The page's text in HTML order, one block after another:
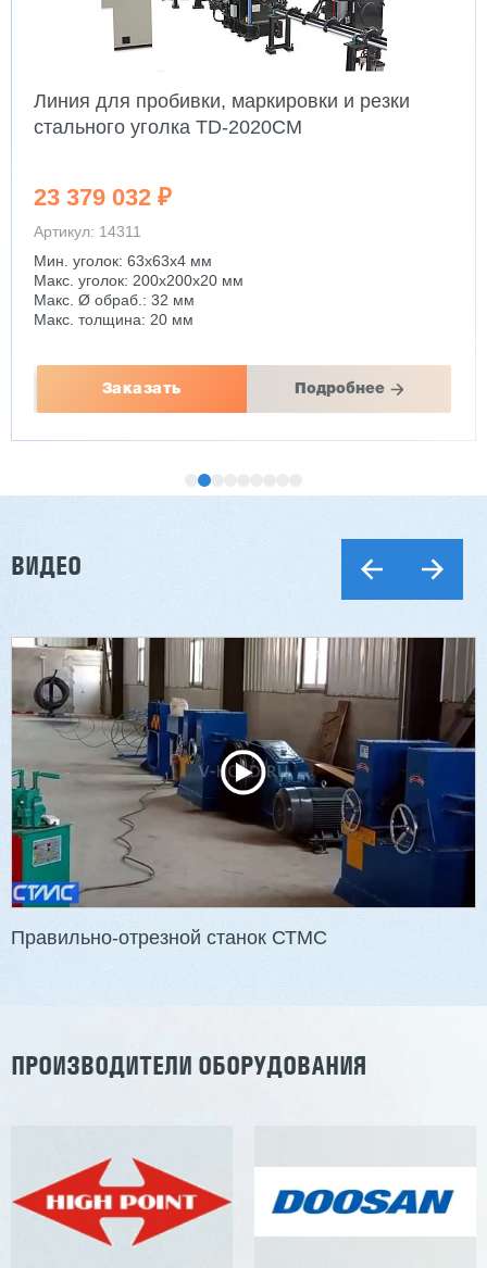
Линия для пробивки, маркировки и резки
стального уголка TD-2020CM
23 379 032 ₽
Артикул: 14311
Мин. уголок: 63x63x4 мм
Макс. уголок: 200x200x20 мм
Макс. Ø обраб.: 32 мм
Макс. толщина: 20 мм
Заказать Подробнее
Двухсторонний шипорез MX6015
2 854 839 ₽
3 201 613 ₽
Артикул: 2497
Длина заготовки: 400-1500 мм
Макс. ширина заготовки: 580 мм
Станок проходного типа
Узлы: 4 пилы, 2 фрезы
ВИДЕО
Правильно-отрезной станок СТМС
ПРОИЗВОДИТЕЛИ ОБОРУДОВАНИЯ